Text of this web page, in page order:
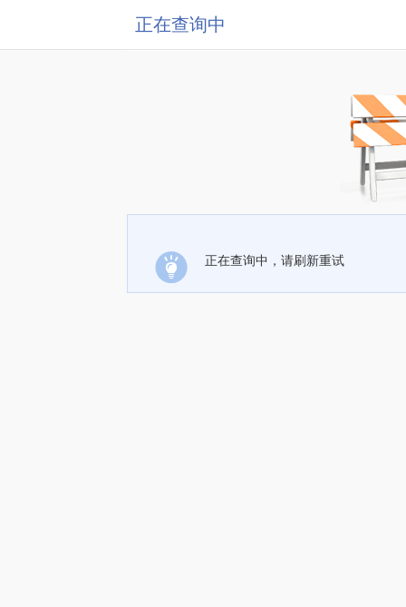
正在查询中
正在查询中，请刷新重试